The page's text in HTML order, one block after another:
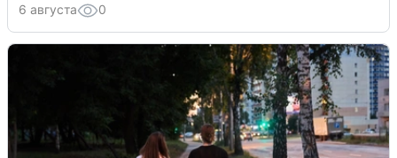
6 августа 0